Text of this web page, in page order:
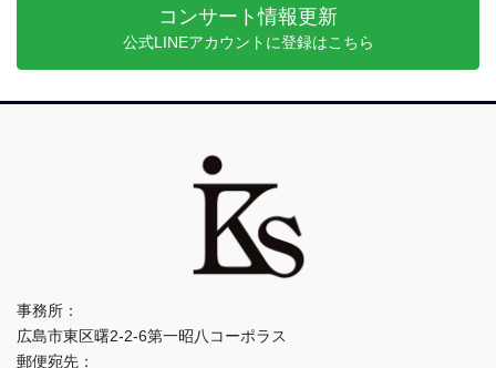
コンサート情報更新
公式LINEアカウントに登録はこちら
事務所：
広島市東区曙2-2-6第一昭八コーポラス
郵便宛先：